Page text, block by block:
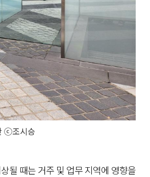
ⓒ조시승
될 때는 거주 및 업무 지역에 영향을